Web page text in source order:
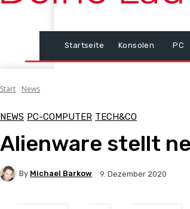
Startseite Konsolen PC
Start News
NEWS PC-COMPUTER TECH&CO
Alienware stellt
By Michael Barkow 9. Dezember 2020